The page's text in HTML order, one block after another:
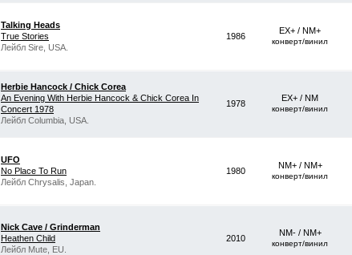
Talking Heads
True Stories
Лейбл Sire, USA.
1986
EX+ / NM+
конверт/винил
Herbie Hancock / Chick Corea
An Evening With Herbie Hancock & Chick Corea In
Concert 1978
Лейбл Columbia, USA.
1978
EX+ / NM
конверт/винил
UFO
No Place To Run
Лейбл Chrysalis, Japan.
1980
NM+ / NM+
конверт/винил
Nick Cave / Grinderman
Heathen Child
Лейбл Mute, EU.
2010
NM- / NM+
конверт/винил